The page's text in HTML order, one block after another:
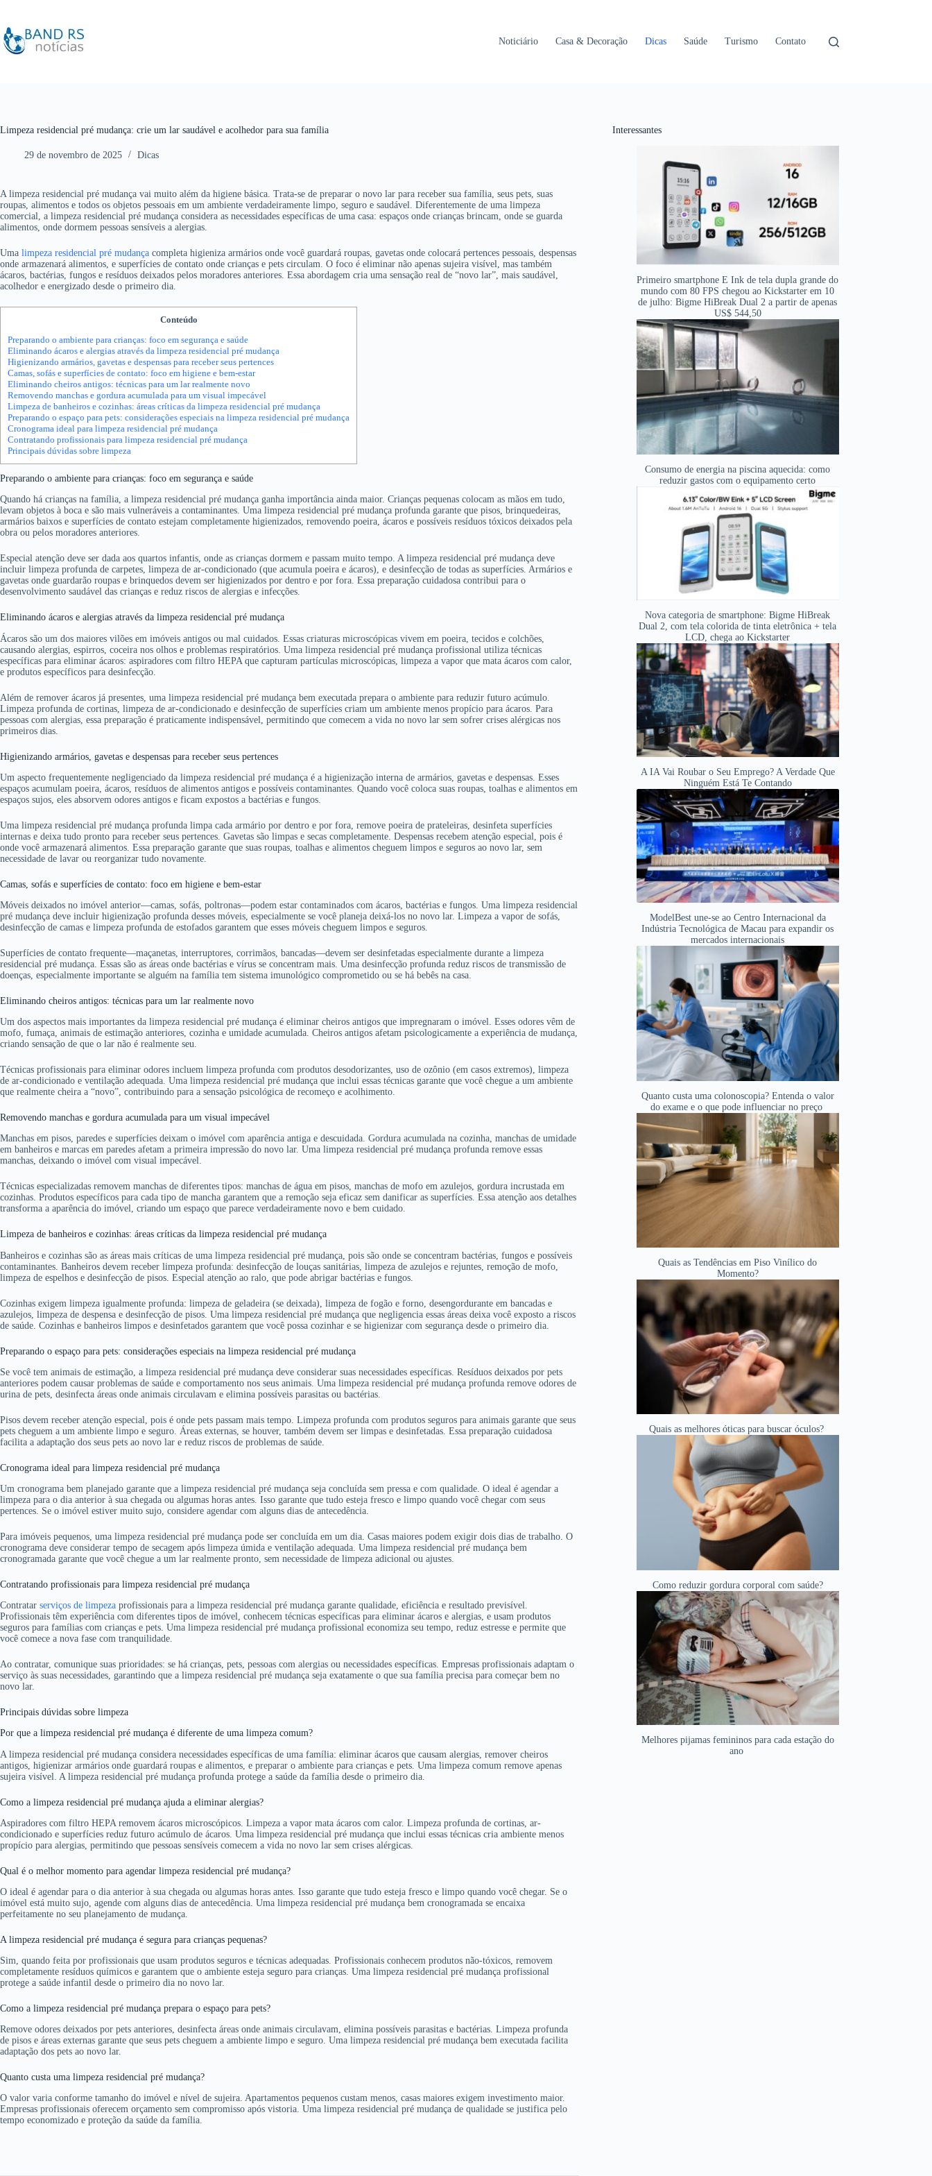
o
o
Noticiário Casa & Decoração Dicas Saúde Turismo Contato
Limpeza residencial pré mudança: crie um lar saudável e acolhedor para sua família
29 de novembro de 2025 Dicas
A limpeza residencial pré mudança vai muito além da higiene básica. Trata-se de preparar o novo lar para receber sua família, seus pets, suas
roupas, alimentos e todos os objetos pessoais em um ambiente verdadeiramente limpo, seguro e saudável. Diferentemente de uma limpeza
comercial, a limpeza residencial pré mudança considera as necessidades específicas de uma casa: espaços onde crianças brincam, onde se guarda
alimentos, onde dormem pessoas sensíveis a alergias.
Uma limpeza residencial pré mudança completa higieniza armários onde você guardará roupas, gavetas onde colocará pertences pessoais, despensas
onde armazenará alimentos, e superfícies de contato onde crianças e pets circulam. O foco é eliminar não apenas sujeira visível, mas também
ácaros, bactérias, fungos e resíduos deixados pelos moradores anteriores. Essa abordagem cria uma sensação real de “novo lar”, mais saudável,
acolhedor e energizado desde o primeiro dia.
Conteúdo
Preparando o ambiente para crianças: foco em segurança e saúde
Eliminando ácaros e alergias através da limpeza residencial pré mudança
Higienizando armários, gavetas e despensas para receber seus pertences
Camas, sofás e superfícies de contato: foco em higiene e bem-estar
Eliminando cheiros antigos: técnicas para um lar realmente novo
Removendo manchas e gordura acumulada para um visual impecável
Limpeza de banheiros e cozinhas: áreas críticas da limpeza residencial pré mudança
Preparando o espaço para pets: considerações especiais na limpeza residencial pré mudança
Cronograma ideal para limpeza residencial pré mudança
Contratando profissionais para limpeza residencial pré mudança
Principais dúvidas sobre limpeza
Preparando o ambiente para crianças: foco em segurança e saúde
Quando há crianças na família, a limpeza residencial pré mudança ganha importância ainda maior. Crianças pequenas colocam as mãos em tudo,
levam objetos à boca e são mais vulneráveis a contaminantes. Uma limpeza residencial pré mudança profunda garante que pisos, brinquedeiras,
armários baixos e superfícies de contato estejam completamente higienizados, removendo poeira, ácaros e possíveis resíduos tóxicos deixados pela
obra ou pelos moradores anteriores.
Especial atenção deve ser dada aos quartos infantis, onde as crianças dormem e passam muito tempo. A limpeza residencial pré mudança deve
incluir limpeza profunda de carpetes, limpeza de ar-condicionado (que acumula poeira e ácaros), e desinfecção de todas as superfícies. Armários e
gavetas onde guardarão roupas e brinquedos devem ser higienizados por dentro e por fora. Essa preparação cuidadosa contribui para o
desenvolvimento saudável das crianças e reduz riscos de alergias e infecções.
Eliminando ácaros e alergias através da limpeza residencial pré mudança
Ácaros são um dos maiores vilões em imóveis antigos ou mal cuidados. Essas criaturas microscópicas vivem em poeira, tecidos e colchões,
causando alergias, espirros, coceira nos olhos e problemas respiratórios. Uma limpeza residencial pré mudança profissional utiliza técnicas
específicas para eliminar ácaros: aspiradores com filtro HEPA que capturam partículas microscópicas, limpeza a vapor que mata ácaros com calor,
e produtos específicos para desinfecção.
Além de remover ácaros já presentes, uma limpeza residencial pré mudança bem executada prepara o ambiente para reduzir futuro acúmulo.
Limpeza profunda de cortinas, limpeza de ar-condicionado e desinfecção de superfícies criam um ambiente menos propício para ácaros. Para
pessoas com alergias, essa preparação é praticamente indispensável, permitindo que comecem a vida no novo lar sem sofrer crises alérgicas nos
primeiros dias.
Higienizando armários, gavetas e despensas para receber seus pertences
Um aspecto frequentemente negligenciado da limpeza residencial pré mudança é a higienização interna de armários, gavetas e despensas. Esses
espaços acumulam poeira, ácaros, resíduos de alimentos antigos e possíveis contaminantes. Quando você coloca suas roupas, toalhas e alimentos em
espaços sujos, eles absorvem odores antigos e ficam expostos a bactérias e fungos.
Uma limpeza residencial pré mudança profunda limpa cada armário por dentro e por fora, remove poeira de prateleiras, desinfeta superfícies
internas e deixa tudo pronto para receber seus pertences. Gavetas são limpas e secas completamente. Despensas recebem atenção especial, pois é
onde você armazenará alimentos. Essa preparação garante que suas roupas, toalhas e alimentos cheguem limpos e seguros ao novo lar, sem
necessidade de lavar ou reorganizar tudo novamente.
Camas, sofás e superfícies de contato: foco em higiene e bem-estar
Móveis deixados no imóvel anterior—camas, sofás, poltronas—podem estar contaminados com ácaros, bactérias e fungos. Uma limpeza residencial
pré mudança deve incluir higienização profunda desses móveis, especialmente se você planeja deixá-los no novo lar. Limpeza a vapor de sofás,
desinfecção de camas e limpeza profunda de estofados garantem que esses móveis cheguem limpos e seguros.
Superfícies de contato frequente—maçanetas, interruptores, corrimãos, bancadas—devem ser desinfetadas especialmente durante a limpeza
residencial pré mudança. Essas são as áreas onde bactérias e vírus se concentram mais. Uma desinfecção profunda reduz riscos de transmissão de
doenças, especialmente importante se alguém na família tem sistema imunológico comprometido ou se há bebês na casa.
Eliminando cheiros antigos: técnicas para um lar realmente novo
Um dos aspectos mais importantes da limpeza residencial pré mudança é eliminar cheiros antigos que impregnaram o imóvel. Esses odores vêm de
mofo, fumaça, animais de estimação anteriores, cozinha e umidade acumulada. Cheiros antigos afetam psicologicamente a experiência de mudança,
criando sensação de que o lar não é realmente seu.
Técnicas profissionais para eliminar odores incluem limpeza profunda com produtos desodorizantes, uso de ozônio (em casos extremos), limpeza
de ar-condicionado e ventilação adequada. Uma limpeza residencial pré mudança que inclui essas técnicas garante que você chegue a um ambiente
que realmente cheira a “novo”, contribuindo para a sensação psicológica de recomeço e acolhimento.
Removendo manchas e gordura acumulada para um visual impecável
Manchas em pisos, paredes e superfícies deixam o imóvel com aparência antiga e descuidada. Gordura acumulada na cozinha, manchas de umidade
em banheiros e marcas em paredes afetam a primeira impressão do novo lar. Uma limpeza residencial pré mudança profunda remove essas
manchas, deixando o imóvel com visual impecável.
Técnicas especializadas removem manchas de diferentes tipos: manchas de água em pisos, manchas de mofo em azulejos, gordura incrustada em
cozinhas. Produtos específicos para cada tipo de mancha garantem que a remoção seja eficaz sem danificar as superfícies. Essa atenção aos detalhes
transforma a aparência do imóvel, criando um espaço que parece verdadeiramente novo e bem cuidado.
Limpeza de banheiros e cozinhas: áreas críticas da limpeza residencial pré mudança
Banheiros e cozinhas são as áreas mais críticas de uma limpeza residencial pré mudança, pois são onde se concentram bactérias, fungos e possíveis
contaminantes. Banheiros devem receber limpeza profunda: desinfecção de louças sanitárias, limpeza de azulejos e rejuntes, remoção de mofo,
limpeza de espelhos e desinfecção de pisos. Especial atenção ao ralo, que pode abrigar bactérias e fungos.
Cozinhas exigem limpeza igualmente profunda: limpeza de geladeira (se deixada), limpeza de fogão e forno, desengordurante em bancadas e
azulejos, limpeza de despensa e desinfecção de pisos. Uma limpeza residencial pré mudança que negligencia essas áreas deixa você exposto a riscos
de saúde. Cozinhas e banheiros limpos e desinfetados garantem que você possa cozinhar e se higienizar com segurança desde o primeiro dia.
Preparando o espaço para pets: considerações especiais na limpeza residencial pré mudança
Se você tem animais de estimação, a limpeza residencial pré mudança deve considerar suas necessidades específicas. Resíduos deixados por pets
anteriores podem causar problemas de saúde e comportamento nos seus animais. Uma limpeza residencial pré mudança profunda remove odores de
urina de pets, desinfecta áreas onde animais circulavam e elimina possíveis parasitas ou bactérias.
Pisos devem receber atenção especial, pois é onde pets passam mais tempo. Limpeza profunda com produtos seguros para animais garante que seus
pets cheguem a um ambiente limpo e seguro. Áreas externas, se houver, também devem ser limpas e desinfetadas. Essa preparação cuidadosa
facilita a adaptação dos seus pets ao novo lar e reduz riscos de problemas de saúde.
Cronograma ideal para limpeza residencial pré mudança
Um cronograma bem planejado garante que a limpeza residencial pré mudança seja concluída sem pressa e com qualidade. O ideal é agendar a
limpeza para o dia anterior à sua chegada ou algumas horas antes. Isso garante que tudo esteja fresco e limpo quando você chegar com seus
pertences. Se o imóvel estiver muito sujo, considere agendar com alguns dias de antecedência.
Para imóveis pequenos, uma limpeza residencial pré mudança pode ser concluída em um dia. Casas maiores podem exigir dois dias de trabalho. O
cronograma deve considerar tempo de secagem após limpeza úmida e ventilação adequada. Uma limpeza residencial pré mudança bem
cronogramada garante que você chegue a um lar realmente pronto, sem necessidade de limpeza adicional ou ajustes.
Contratando profissionais para limpeza residencial pré mudança
Contratar serviços de limpeza profissionais para a limpeza residencial pré mudança garante qualidade, eficiência e resultado previsível.
Profissionais têm experiência com diferentes tipos de imóvel, conhecem técnicas específicas para eliminar ácaros e alergias, e usam produtos
seguros para famílias com crianças e pets. Uma limpeza residencial pré mudança profissional economiza seu tempo, reduz estresse e permite que
você comece a nova fase com tranquilidade.
Ao contratar, comunique suas prioridades: se há crianças, pets, pessoas com alergias ou necessidades específicas. Empresas profissionais adaptam o
serviço às suas necessidades, garantindo que a limpeza residencial pré mudança seja exatamente o que sua família precisa para começar bem no
novo lar.
Principais dúvidas sobre limpeza
Por que a limpeza residencial pré mudança é diferente de uma limpeza comum?
A limpeza residencial pré mudança considera necessidades específicas de uma família: eliminar ácaros que causam alergias, remover cheiros
antigos, higienizar armários onde guardará roupas e alimentos, e preparar o ambiente para crianças e pets. Uma limpeza comum remove apenas
sujeira visível. A limpeza residencial pré mudança profunda protege a saúde da família desde o primeiro dia.
Como a limpeza residencial pré mudança ajuda a eliminar alergias?
Aspiradores com filtro HEPA removem ácaros microscópicos. Limpeza a vapor mata ácaros com calor. Limpeza profunda de cortinas, ar-
condicionado e superfícies reduz futuro acúmulo de ácaros. Uma limpeza residencial pré mudança que inclui essas técnicas cria ambiente menos
propício para alergias, permitindo que pessoas sensíveis comecem a vida no novo lar sem crises alérgicas.
Qual é o melhor momento para agendar limpeza residencial pré mudança?
O ideal é agendar para o dia anterior à sua chegada ou algumas horas antes. Isso garante que tudo esteja fresco e limpo quando você chegar. Se o
imóvel está muito sujo, agende com alguns dias de antecedência. Uma limpeza residencial pré mudança bem cronogramada se encaixa
perfeitamente no seu planejamento de mudança.
A limpeza residencial pré mudança é segura para crianças pequenas?
Sim, quando feita por profissionais que usam produtos seguros e técnicas adequadas. Profissionais conhecem produtos não-tóxicos, removem
completamente resíduos químicos e garantem que o ambiente esteja seguro para crianças. Uma limpeza residencial pré mudança profissional
protege a saúde infantil desde o primeiro dia no novo lar.
Como a limpeza residencial pré mudança prepara o espaço para pets?
Remove odores deixados por pets anteriores, desinfecta áreas onde animais circulavam, elimina possíveis parasitas e bactérias. Limpeza profunda
de pisos e áreas externas garante que seus pets cheguem a ambiente limpo e seguro. Uma limpeza residencial pré mudança bem executada facilita
adaptação dos pets ao novo lar.
Quanto custa uma limpeza residencial pré mudança?
O valor varia conforme tamanho do imóvel e nível de sujeira. Apartamentos pequenos custam menos, casas maiores exigem investimento maior.
Empresas profissionais oferecem orçamento sem compromisso após vistoria. Uma limpeza residencial pré mudança de qualidade se justifica pelo
tempo economizado e proteção da saúde da família.
Interessantes
Primeiro smartphone E Ink de tela dupla grande do
mundo com 80 FPS chegou ao Kickstarter em 10
de julho: Bigme HiBreak Dual 2 a partir de apenas
US$ 544,50
Consumo de energia na piscina aquecida: como
reduzir gastos com o equipamento certo
Nova categoria de smartphone: Bigme HiBreak
Dual 2, com tela colorida de tinta eletrônica + tela
LCD, chega ao Kickstarter
A IA Vai Roubar o Seu Emprego? A Verdade Que
Ninguém Está Te Contando
ModelBest une-se ao Centro Internacional da
Indústria Tecnológica de Macau para expandir os
mercados internacionais
Quanto custa uma colonoscopia? Entenda o valor
do exame e o que pode influenciar no preço
Quais as Tendências em Piso Vinílico do
Momento?
Quais as melhores óticas para buscar óculos?
Como reduzir gordura corporal com saúde?
Melhores pijamas femininos para cada estação do
ano